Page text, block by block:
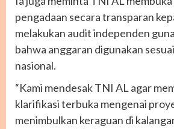
pengadaan secara transparan
melakukan audit independen
bahwa anggaran digunakan
nasional.
“Kami mendesak TNI AL agar
klarifikasi terbuka mengenai
menimbulkan keraguan di